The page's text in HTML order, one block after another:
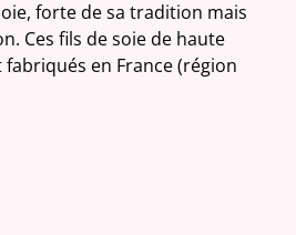
forte de sa tradition mais
Ces fils de soie de haute
en France (région